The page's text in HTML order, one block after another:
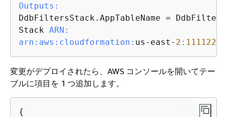
Outputs:
DdbFiltersStack.AppTableName =
Stack ARN:
arn: aws: cloudformation: us-east- 2 :
変更がデプロイされたら、AWS コンソールを開いてテー
ブルに項目を 1 つ追加します。
{